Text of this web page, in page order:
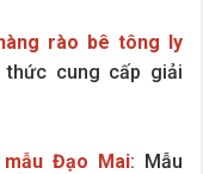
rào bê tông ly
cung cấp giải
Đạo Mai: Mẫu